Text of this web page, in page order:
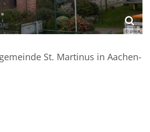
© privat
St. Martinus in Aachen-